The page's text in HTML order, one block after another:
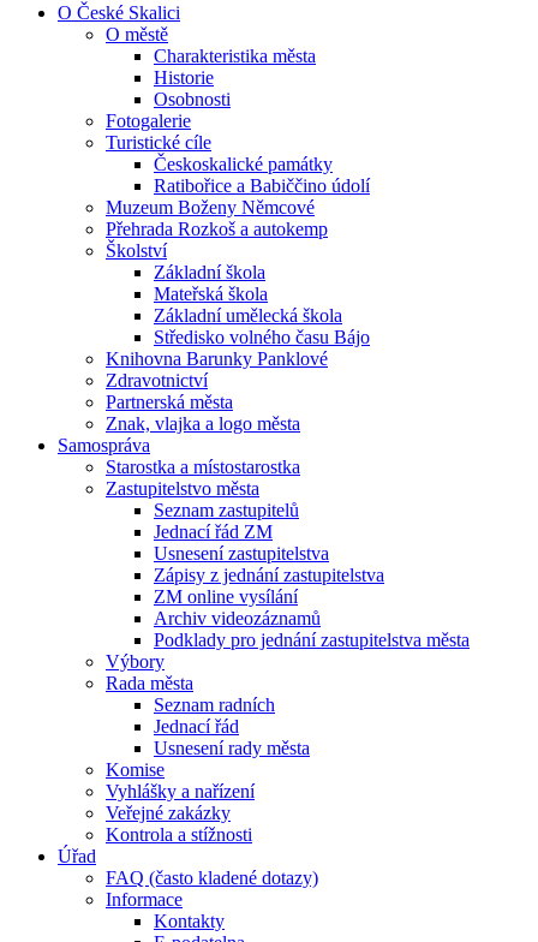
O České Skalici
O městě
Charakteristika města
Historie
Osobnosti
Fotogalerie
Turistické cíle
Českoskalické památky
Ratibořice a Babiččino údolí
Muzeum Boženy Němcové
Přehrada Rozkoš a autokemp
Školství
Základní škola
Mateřská škola
Základní umělecká škola
Středisko volného času Bájo
Knihovna Barunky Panklové
Zdravotnictví
Partnerská města
Znak, vlajka a logo města
Samospráva
Starostka a místostarostka
Zastupitelstvo města
Seznam zastupitelů
Jednací řád ZM
Usnesení zastupitelstva
Zápisy z jednání zastupitelstva
ZM online vysílání
Archiv videozáznamů
Podklady pro jednání zastupitelstva města
Výbory
Rada města
Seznam radních
Jednací řád
Usnesení rady města
Komise
Vyhlášky a nařízení
Veřejné zakázky
Kontrola a stížnosti
Úřad
FAQ (často kladené dotazy)
Informace
Kontakty